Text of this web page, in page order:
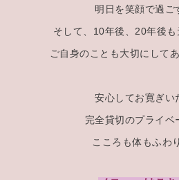
明日を笑顔で過ご
そして、10年後、20年後
ご自身のことも大切にして
安心してお寛ぎい
完全貸切のプライベ
こころも体もふわ